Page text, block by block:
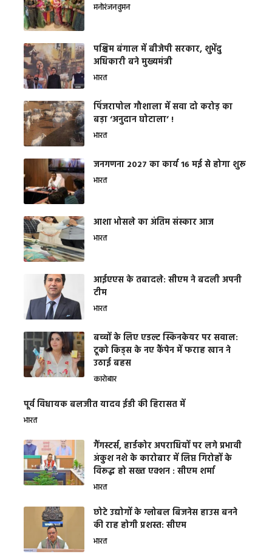
मनोरंजनवुमन
पश्चिम बंगाल में बीजेपी सरकार, शुभेंदु
अधिकारी बने मुख्यमंत्री
भारत
​पिंजरापोल गौशाला में सवा दो करोड़ का
बड़ा ‘अनुदान घोटाला’ !
भारत
जनगणना 2027 का कार्य 16 मई से होगा शुरू
भारत
आशा भोसले का अंतिम संस्कार आज
भारत
आईएएस के तबादले: सीएम ने बदली अपनी
टीम
भारत
बच्चों के लिए एडल्ट स्किनकेयर पर सवाल:
टूको किड्स के नए कैंपेन में फराह खान ने
उठाई बहस
कारोबार
पूर्व विधायक बलजीत यादव ईडी की हिरासत में
भारत
गैंगस्टर्स, हार्डकोर अपराधियों पर लगे प्रभावी
अंकुश नशे के कारोबार में लिप्त गिरोहों के
विरूद्ध हो सख्त एक्शन : सीएम शर्मा
भारत
छोटे उद्योगों के ग्लोबल बिजनेस हाउस बनने
की राह होगी प्रशस्त: सीएम
भारत